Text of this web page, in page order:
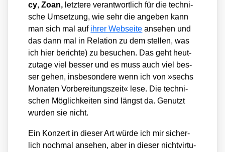
cy,Zoan, letz­te­re ver­ant­wort­lich für die tech­ni­
sche Umset­zung, wie sehr die ange­ben kann
man sich mal auf ihrer Web­sei­te anse­hen und
das dann mal in Rela­ti­on zu dem stel­len, was
ich hier berich­te) zu besu­chen. Das geht heut­
zu­ta­ge viel bes­ser und es muss auch viel bes­
ser gehen, ins­be­son­de­re wenn ich von »sechs
Mona­ten Vor­be­rei­tungs­zeit« lese. Die tech­ni­
schen Mög­lich­kei­ten sind längst da. Genutzt
wur­den sie nicht.
Ein Kon­zert in die­ser Art wür­de ich mir sicher­
lich noch­mal anse­hen, aber in die­ser nicht­vir­tu­